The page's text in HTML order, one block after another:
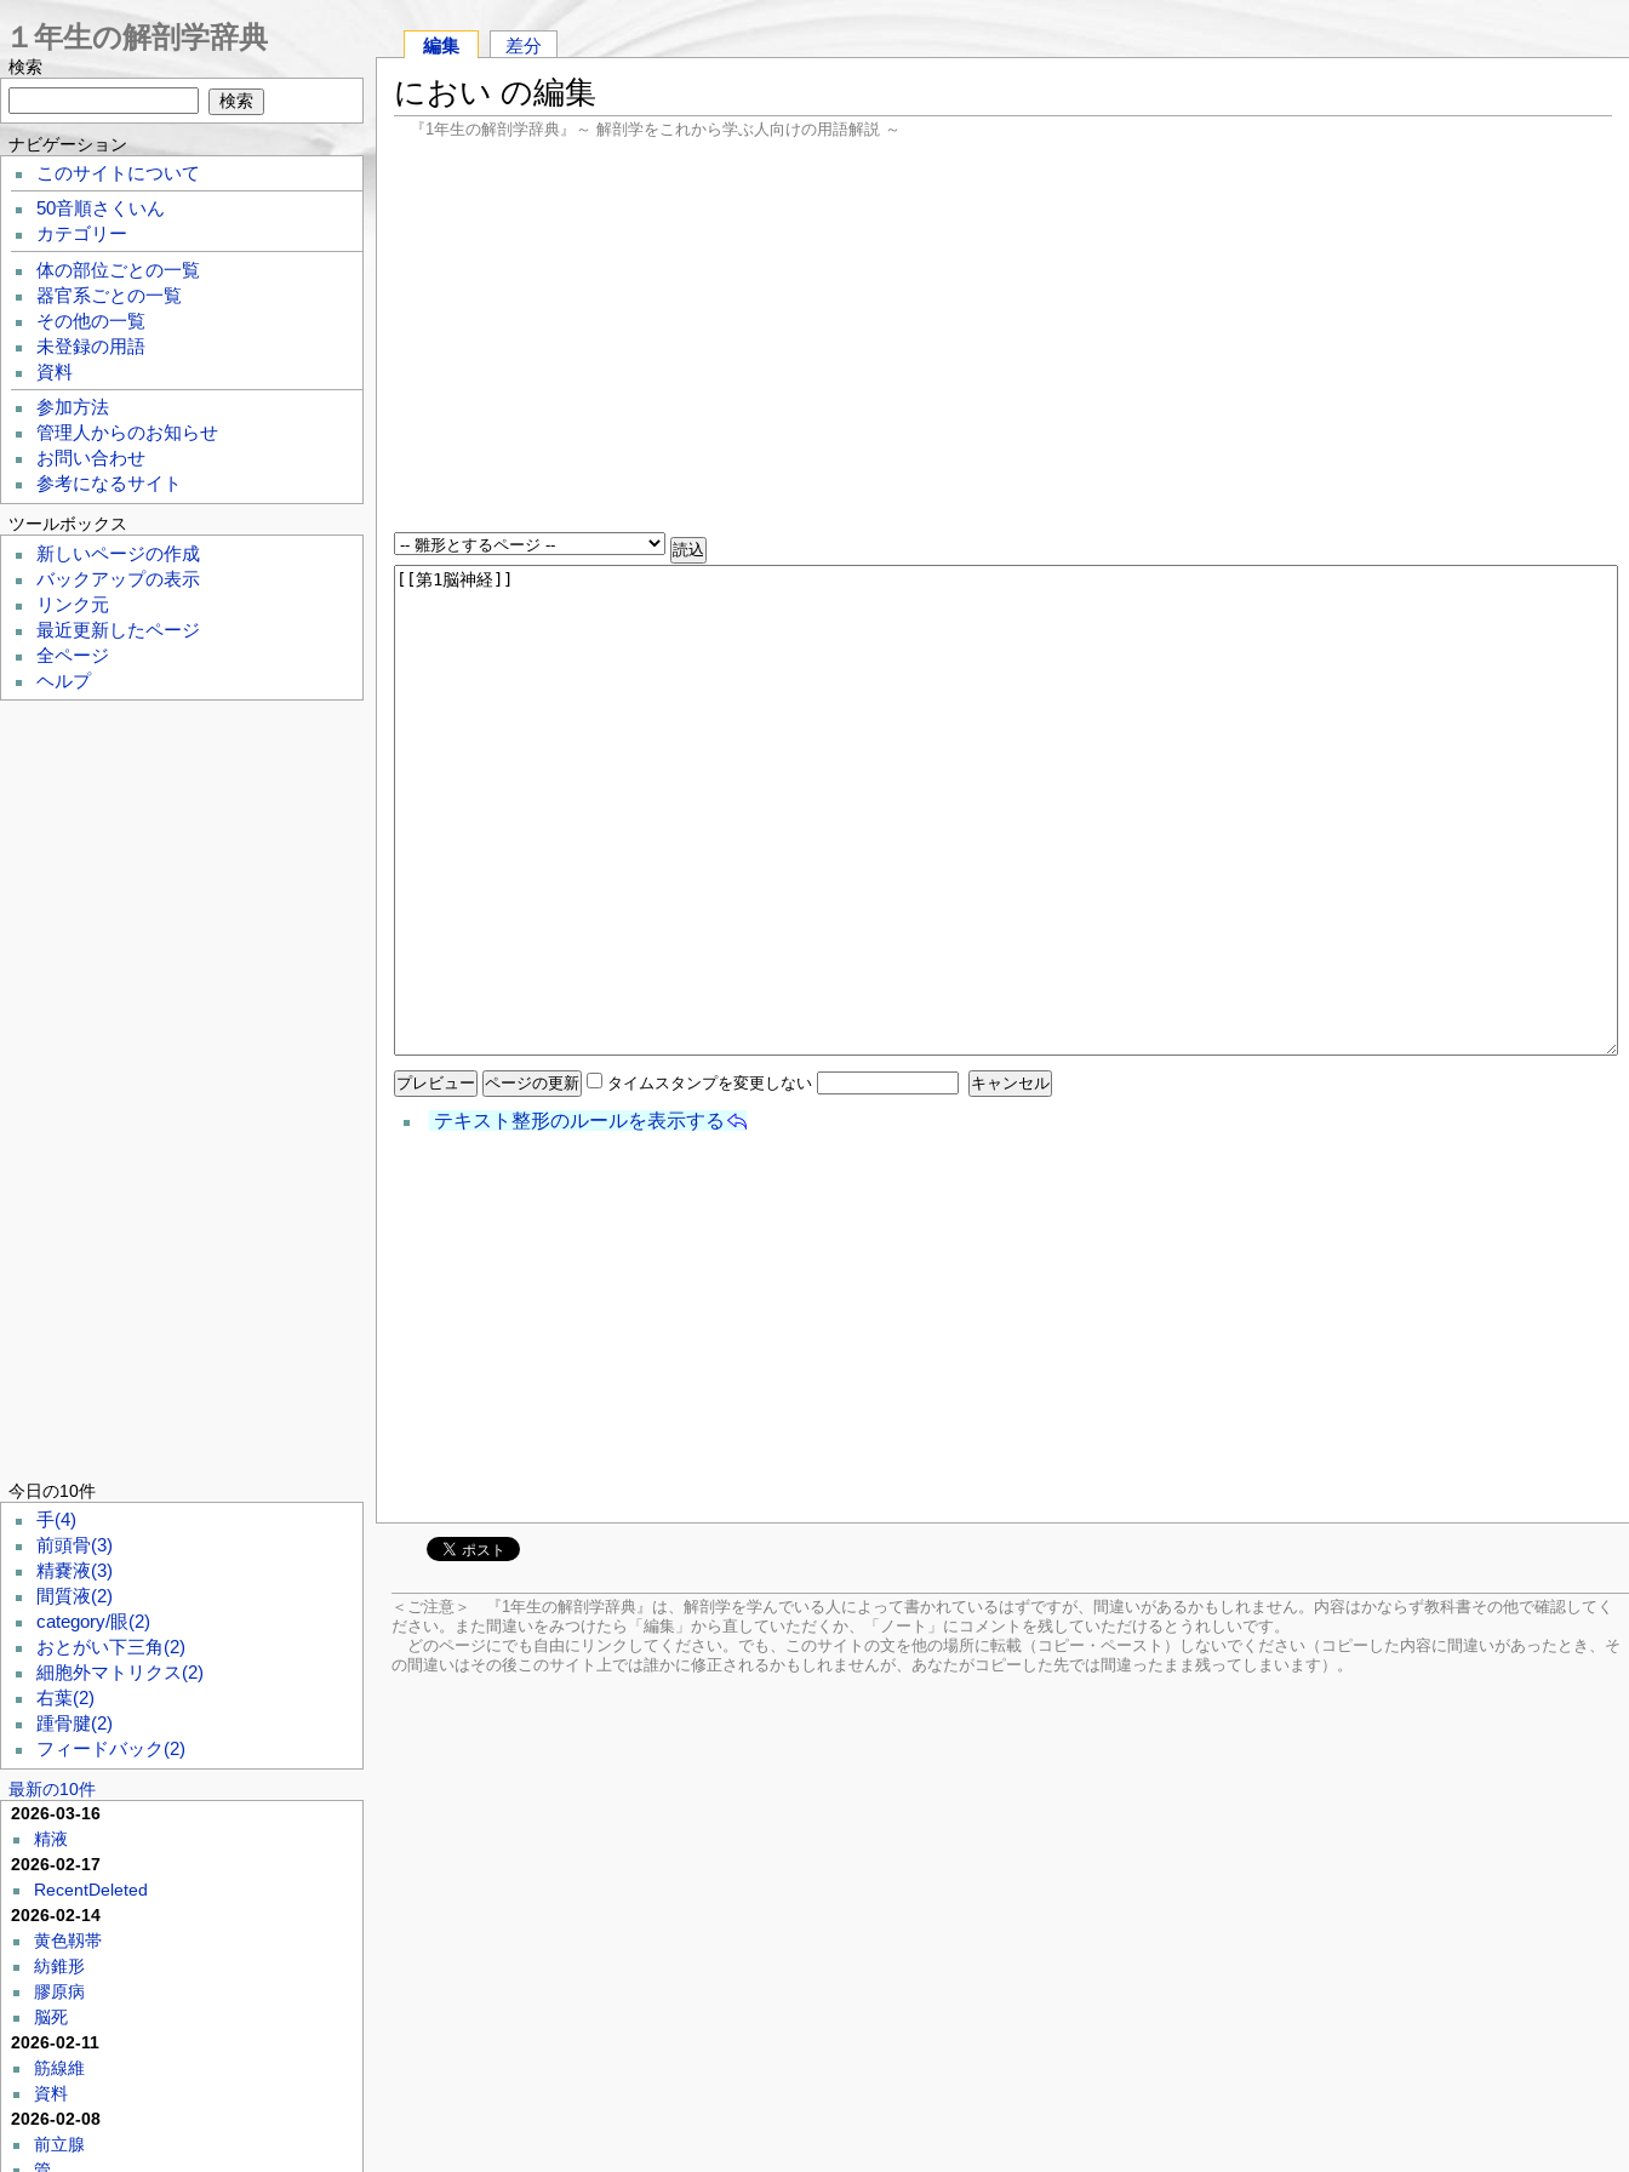
編集 差分
におい の編集
『1年生の解剖学辞典』～ 解剖学をこれから学ぶ人向けの用語解説 ～
タイムスタンプを変更しない
テキスト整形のルールを表示する
＜ご注意＞ 『1年生の解剖学辞典』は、解剖学を学んでいる人によって書かれているはずですが、間違いがあるかもしれません。内容はかならず教科書その他で確認してく
ださい。
また間違いをみつけたら「編集」から直していただくか、「ノート」にコメントを残していただけるとうれしいです。
どのページにでも自由にリンクしてください。でも、このサイトの文を他の場所に転載（コピー・ペースト）しないでください（コピーした内容に間違いがあったとき、そ
の間違いはその後このサイト上では誰かに修正されるかもしれませんが、あなたがコピーした先では間違ったまま残ってしまいます）。
１年生の解剖学辞典
検索
ナビゲーション
このサイトについて
50音順さくいん
カテゴリー
体の部位ごとの一覧
器官系ごとの一覧
その他の一覧
未登録の用語
資料
参加方法
管理人からのお知らせ
お問い合わせ
参考になるサイト
ツールボックス
新しいページの作成
バックアップの表示
リンク元
最近更新したページ
全ページ
ヘルプ
今日の10件
手(4)
前頭骨(3)
精嚢液(3)
間質液(2)
category/眼(2)
おとがい下三角(2)
細胞外マトリクス(2)
右葉(2)
踵骨腱(2)
フィードバック(2)
最新の10件
2026-03-16
精液
2026-02-17
RecentDeleted
2026-02-14
黄色靱帯
紡錐形
膠原病
脳死
2026-02-11
筋線維
資料
2026-02-08
前立腺